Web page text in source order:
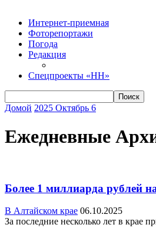
Интернет-приемная
Фоторепортажи
Погода
Редакция
Спецпроекты «НН»
Домой 2025 Октябрь 6
Ежедневные
Более 1 миллиарда рублей
В Алтайском крае 06.10.2025
За последние несколько лет в крае